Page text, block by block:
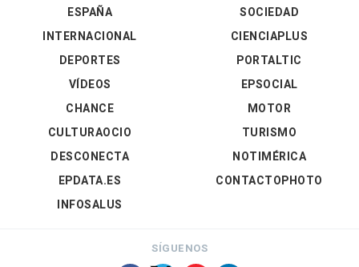
ESPAÑA
INTERNACIONAL
DEPORTES
VÍDEOS
SOCIEDAD
CIENCIAPLUS
PORTALTIC
EPSOCIAL
CHANCE
CULTURAOCIO
DESCONECTA
EPDATA.ES
INFOSALUS
MOTOR
TURISMO
NOTIMÉRICA
CONTACTOPHOTO
SÍGUENOS